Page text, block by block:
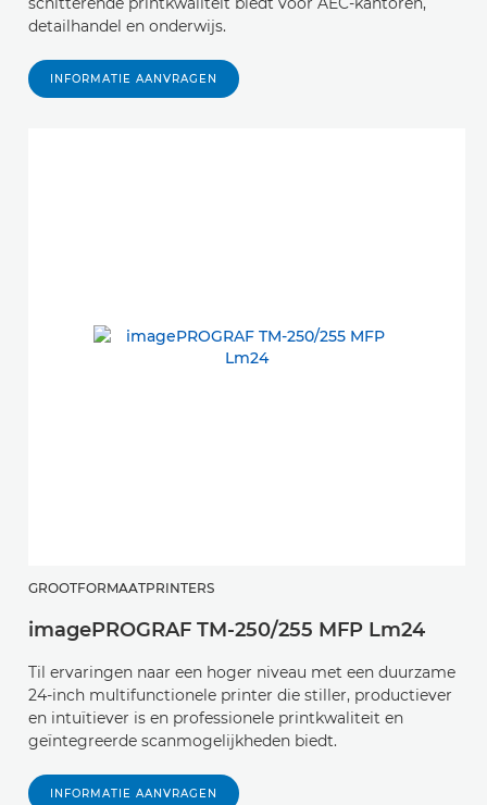
detailhandel en onderwijs.
INFORMATIE AANVRAGEN
GROOTFORMAATPRINTERS
imagePROGRAF TM-250/255 MFP Lm24
Til ervaringen naar een hoger niveau met een duurzame
24-inch multifunctionele printer die stiller, productiever
en intuïtiever is en professionele printkwaliteit en
geïntegreerde scanmogelijkheden biedt.
INFORMATIE AANVRAGEN